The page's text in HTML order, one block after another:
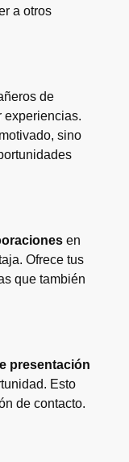
a otros
de
experiencias.
sino
en
Ofrece tus
que también
presentación
Esto
de contacto.